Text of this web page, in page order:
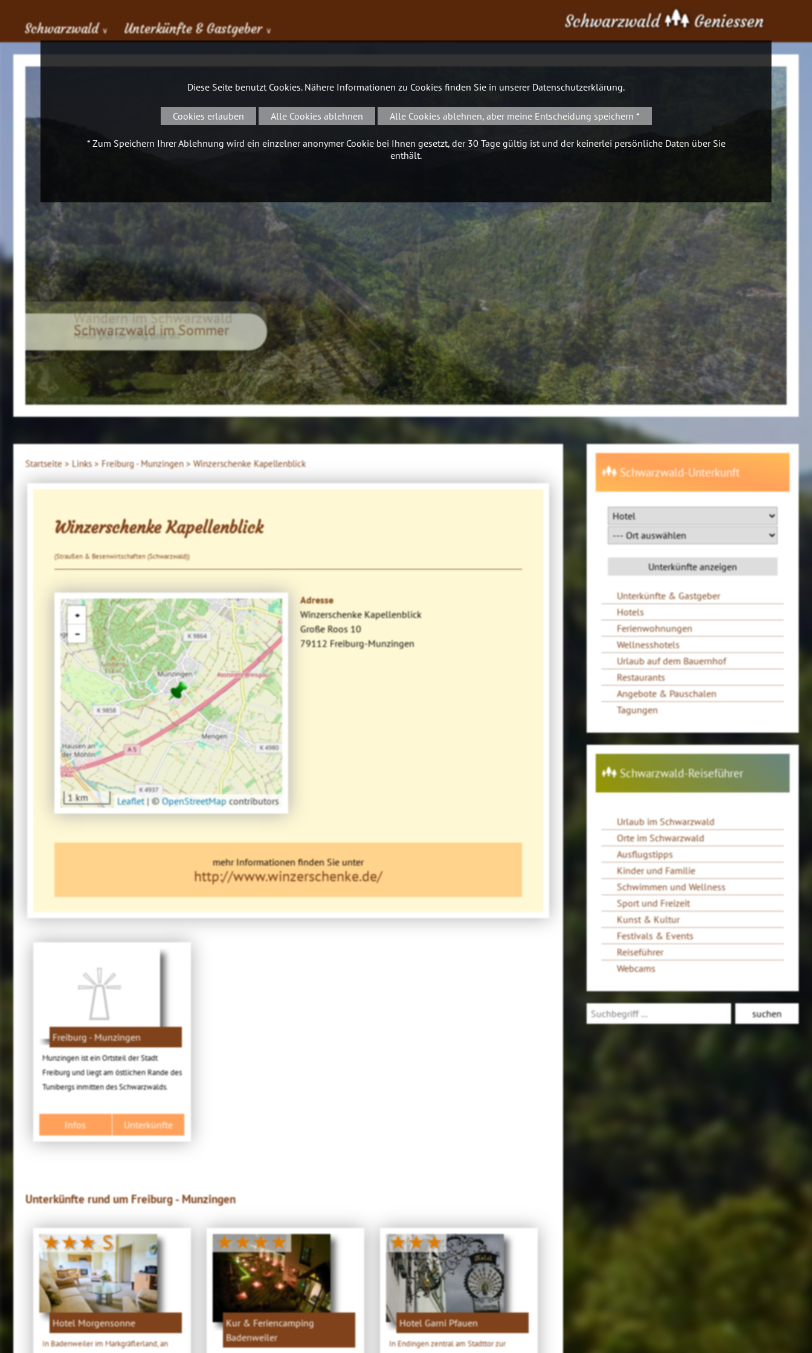
Schwarzwald ∨ Unterkünfte & Gastgeber ∨ Schwarzwald Geniessen
Klaus Hansen, © Schluchtensteig Schwarzwald
Wandern im Schwarzwald
Natur pur für jung und alt
Startseite > Links > Freiburg - Munzingen >Winzerschenke Kapellenblick
Winzerschenke Kapellenblick
(Straußen & Besenwirtschaften (Schwarzwald))
+
−
1 km Leaflet |©OpenStreetMap contributors
Adresse
Winzerschenke Kapellenblick
Große Roos 10
79112 Freiburg-Munzingen
mehr Informationen finden Sie unter
http://www.winzerschenke.de/
Freiburg - Munzingen
Munzingen ist ein Ortsteil der Stadt
Freiburg und liegt am östlichen Rande des
Tunibergs inmitten des Schwarzwalds.
Infos Unterkünfte
Unterkünfte rund um Freiburg - Munzingen
★★★ S
Hotel Morgensonne
In Badenweiler im Markgräflerland, an
★★★★
Kur & Feriencamping
Badenweiler
★★★
Hotel Garni Pfauen
In Endingen zentral am Stadttor zur
Schwarzwald-Unterkunft
Unterkünfte & Gastgeber
Hotels
Ferienwohnungen
Wellnesshotels
Urlaub auf dem Bauernhof
Restaurants
Angebote & Pauschalen
Tagungen
Schwarzwald-Reiseführer
Urlaub im Schwarzwald
Orte im Schwarzwald
Ausflugstipps
Kinder und Familie
Schwimmen und Wellness
Sport und Freizeit
Kunst & Kultur
Festivals & Events
Reiseführer
Webcams
Diese Seite benutzt Cookies. Nähere Informationen zu Cookies finden Sie in unserer Datenschutzerklärung.
Cookies erlauben Alle Cookies ablehnen Alle Cookies ablehnen, aber meine Entscheidung speichern *
* Zum Speichern Ihrer Ablehnung wird ein einzelner anonymer Cookie bei Ihnen gesetzt, der 30 Tage gültig ist und der keinerlei persönliche Daten über Sie
enthält.